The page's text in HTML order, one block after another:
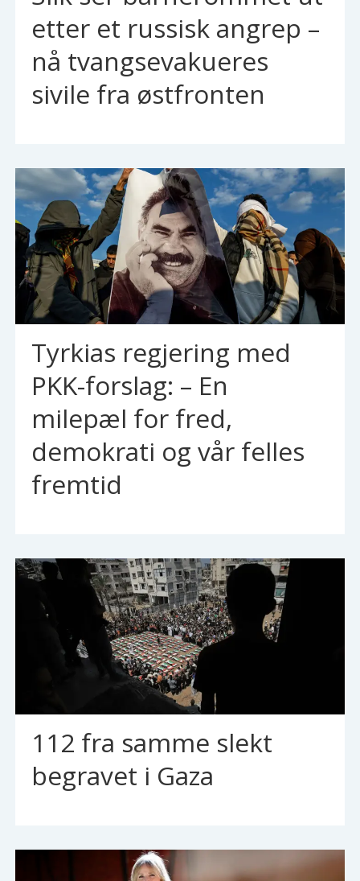
etter et russisk angrep –
nå tvangsevakueres
sivile fra østfronten
Tyrkias regjering med
PKK-forslag: – En
milepæl for fred,
demokrati og vår felles
fremtid
112 fra samme slekt
begravet i Gaza